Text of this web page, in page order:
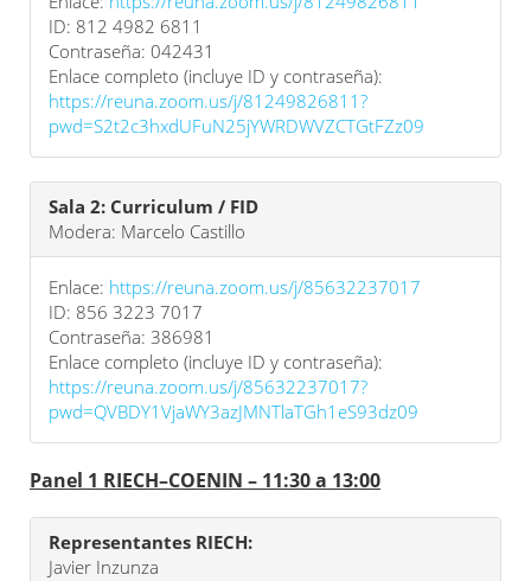
ID: 812 4982 6811
Contraseña: 042431
Enlace completo (incluye ID y contraseña):
https://reuna.zoom.us/j/81249826811?
pwd=S2t2c3hxdUFuN25jYWRDWVZCTGtFZz09
Sala 2: Curriculum / FID
Modera: Marcelo Castillo
Enlace: https://reuna.zoom.us/j/85632237017
ID: 856 3223 7017
Contraseña: 386981
Enlace completo (incluye ID y contraseña):
https://reuna.zoom.us/j/85632237017?
pwd=QVBDY1VjaWY3azJMNTlaTGh1eS93dz09
Panel 1 RIECH–COENIN – 11:30 a 13:00
Representantes RIECH:
Javier Inzunza